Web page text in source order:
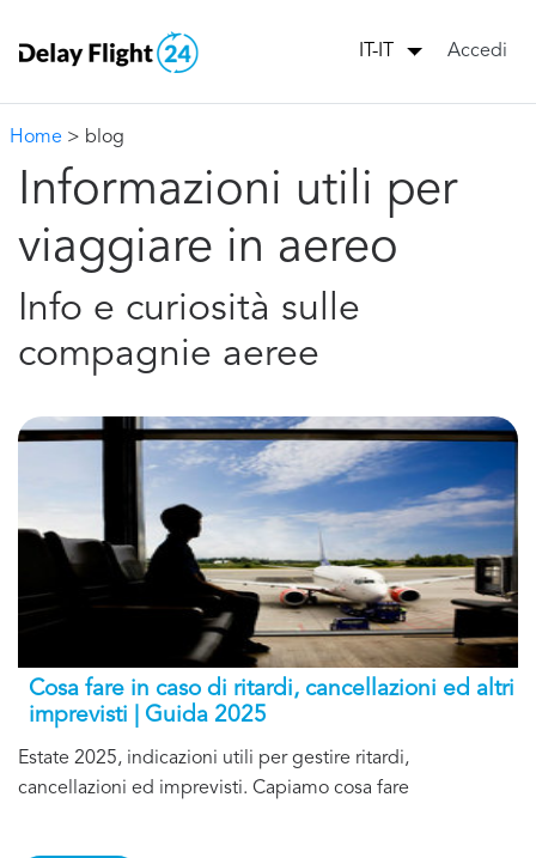
IT-IT Accedi
Home > blog
Informazioni utili per
viaggiare in aereo
Info e curiosità sulle
compagnie aeree
Cosa fare in caso di ritardi, cancellazioni ed altri
imprevisti | Guida 2025
Estate 2025, indicazioni utili per gestire ritardi,
cancellazioni ed imprevisti. Capiamo cosa fare